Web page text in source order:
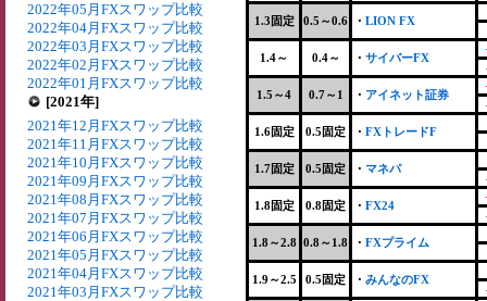
2022年05月FXスワップ比較
2022年04月FXスワップ比較
2022年03月FXスワップ比較
2022年02月FXスワップ比較
2022年01月FXスワップ比較
[2021年]
2021年12月FXスワップ比較
2021年11月FXスワップ比較
2021年10月FXスワップ比較
2021年09月FXスワップ比較
2021年08月FXスワップ比較
2021年07月FXスワップ比較
2021年06月FXスワップ比較
2021年05月FXスワップ比較
2021年04月FXスワップ比較
2021年03月FXスワップ比較
1.3固定 0.5～0.6 ・ LION FX
1.4～ 0.4～ ・ サイバーFX
1.5～4 0.7～1 ・ アイネット証券
1.6固定 0.5固定 ・ FXトレードF
1.7固定 0.5固定 ・ マネパ
1.8固定 0.8固定 ・ FX24
1.8～2.8 0.8～1.8 ・ FXプライム
1.9～2.5 0.5固定 ・ みんなのFX